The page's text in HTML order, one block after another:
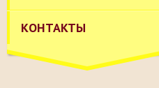
КОНТАКТЫ